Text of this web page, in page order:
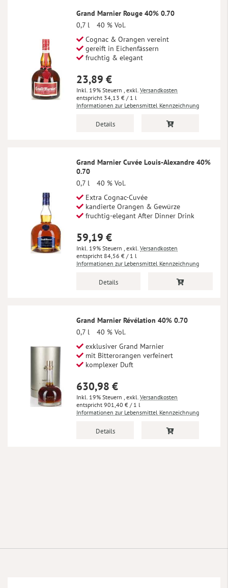
Grand Marnier Rouge 40% 0.70
0,7 l
40 % Vol.
Cognac & Orangen vereint
gereift in Eichenfässern
fruchtig & elegant
23,89 €
Inkl. 19% Steuern , exkl. Versandkosten
34,13 € / 1 l
Informationen zur Lebensmittel Kennzeichnung
Details
Grand Marnier Cuvée Louis-Alexandre 40%
0.70
0,7 l
40 % Vol.
Extra Cognac-Cuvée
kandierte Orangen & Gewürze
fruchtig-elegant After Dinner Drink
59,19 €
Inkl. 19% Steuern , exkl. Versandkosten
84,56 € / 1 l
Informationen zur Lebensmittel Kennzeichnung
Details
Grand Marnier Révélation 40% 0.70
0,7 l
40 % Vol.
exklusiver Grand Marnier
mit Bitterorangen verfeinert
komplexer Duft
630,98 €
Inkl. 19% Steuern , exkl. Versandkosten
901,40 € / 1 l
Informationen zur Lebensmittel Kennzeichnung
Details